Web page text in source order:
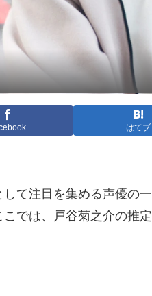
はてブ
て注目を集める声優の
では、戸谷菊之介の推